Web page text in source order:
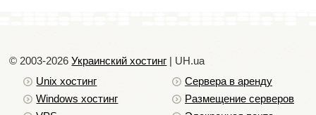
© 2003-2026Украинский хостинг | UH.ua
Unix хостинг
Windows хостинг
Сервера в аренду
Размещение серверов